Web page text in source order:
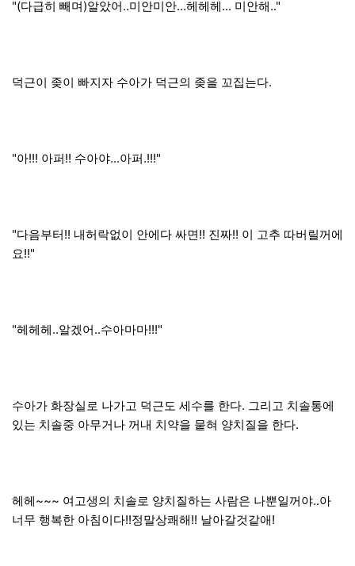
"(다급히 빼며)알았어..미안미안...헤헤헤... 미안해.."
덕근이 좆이 빠지자 수아가 덕근의 좆을 꼬집는다.
"아!!! 아퍼!! 수아야...아퍼.!!!"
"다음부터!! 내허락없이 안에다 싸면!! 진짜!! 이 고추 따버릴꺼에
요!!"
"헤헤헤..알겠어..수아마마!!!"
수아가 화장실로 나가고 덕근도 세수를 한다. 그리고 치솔통에
있는 치솔중 아무거나 꺼내 치약을 뭍혀 양치질을 한다.
헤헤~~~ 여고생의 치솔로 양치질하는 사람은 나뿐일꺼야..아
너무 행복한 아침이다!!정말상쾌해!! 날아갈것같애!